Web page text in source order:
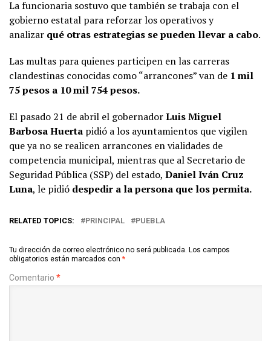
La funcionaria sostuvo que también se trabaja con el
gobierno estatal para reforzar los operativos y
analizar qué otras estrategias se pueden llevar a cabo.
Las multas para quienes participen en las carreras
clandestinas conocidas como “arrancones” van de 1 mil
75 pesos a 10 mil 754 pesos.
El pasado 21 de abril el gobernadorLuis Miguel
Barbosa Huerta pidió a los ayuntamientos que vigilen
que ya no se realicen arrancones en vialidades de
competencia municipal, mientras que al Secretario de
Seguridad Pública (SSP) del estado, Daniel Iván Cruz
Luna, le pidió despedir a la persona que los permita.
RELATED TOPICS: PRINCIPAL PUEBLA
Tu dirección de correo electrónico no será publicada. Los campos
obligatorios están marcados con *
Comentario *